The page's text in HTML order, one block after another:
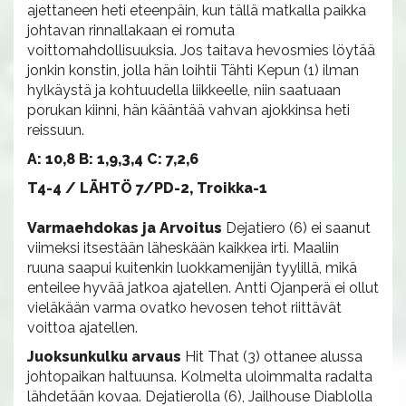
ajettaneen heti eteenpäin, kun tällä matkalla paikka
johtavan rinnallakaan ei romuta
voittomahdollisuuksia. Jos taitava hevosmies löytää
jonkin konstin, jolla hän loihtii Tähti Kepun (1) ilman
hylkäystä ja kohtuudella liikkeelle, niin saatuaan
porukan kiinni, hän kääntää vahvan ajokkinsa heti
reissuun.
A: 10,8 B: 1,9,3,4 C: 7,2,6
T4-4 / LÄHTÖ 7/PD-2, Troikka-1
Varmaehdokas ja Arvoitus Dejatiero (6) ei saanut
viimeksi itsestään läheskään kaikkea irti. Maaliin
ruuna saapui kuitenkin luokkamenijän tyylillä, mikä
enteilee hyvää jatkoa ajatellen. Antti Ojanperä ei ollut
vieläkään varma ovatko hevosen tehot riittävät
voittoa ajatellen.
Juoksunkulku arvaus Hit That (3) ottanee alussa
johtopaikan haltuunsa. Kolmelta uloimmalta radalta
lähdetään kovaa. Dejatierolla (6), Jailhouse Diablolla